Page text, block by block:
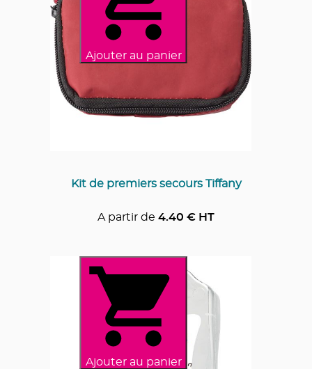
Ajouter au panier
Kit de premiers secours Tiffany
A partir de 4.40 € HT
Ajouter au panier